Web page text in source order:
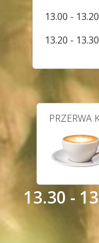
13.00 - 13.20
13.20 - 13.30
PRZERWA
13.30 -